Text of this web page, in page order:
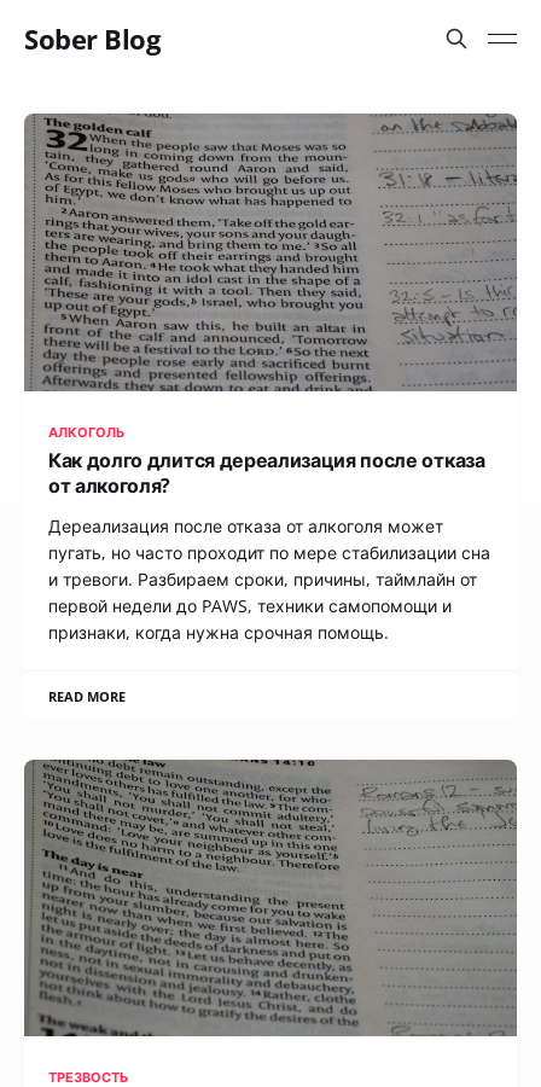
Sober Blog
АЛКОГОЛЬ
Как долго длится дереализация после отказа
от алкоголя?
Дереализация после отказа от алкоголя может
пугать, но часто проходит по мере стабилизации сна
и тревоги. Разбираем сроки, причины, таймлайн от
первой недели до PAWS, техники самопомощи и
признаки, когда нужна срочная помощь.
READ MORE
ТРЕЗВОСТЬ